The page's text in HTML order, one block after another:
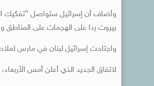
وأضاف أن إسرائيل ستواصل “تفكيك
بيروت ردا على الهجمات على المناطق
واجتاحت ​إسرائيل لبنان في مارس
لاتفاق الجديد الذي أعلن أمس